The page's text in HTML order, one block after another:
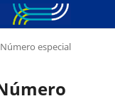
especial